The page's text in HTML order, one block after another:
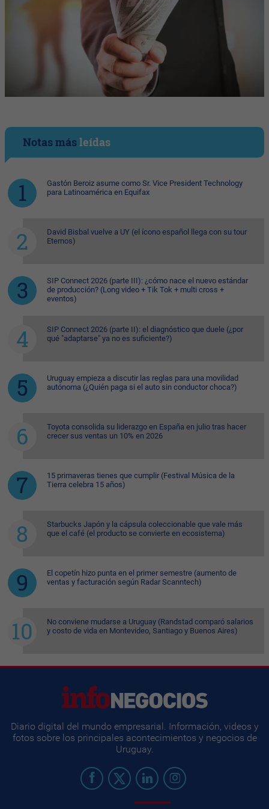
Notas másleídas
Gastón Beroiz asume como Sr. Vice President Technology
para Latinoamérica en Equifax
David Bisbal vuelve a UY (el ícono español llega con su tour
Eternos)
SIP Connect 2026 (parte III): ¿cómo nace el nuevo estándar
de producción? (Long video + Tik Tok + multi cross +
eventos)
SIP Connect 2026 (parte II): el diagnóstico que duele (¿por
qué "adaptarse" ya no es suficiente?)
Uruguay empieza a discutir las reglas para una movilidad
autónoma (¿Quién paga si el auto sin conductor choca?)
Toyota consolida su liderazgo en España en julio tras hacer
crecer sus ventas un 10% en 2026
15 primaveras tienes que cumplir (Festival Música de la
Tierra celebra 15 años)
Starbucks Japón y la cápsula coleccionable que vale más
que el café (el producto se convierte en ecosistema)
El copetín hizo punta en el primer semestre (aumento de
ventas y facturación según Radar Scanntech)
No conviene mudarse a Uruguay (Randstad comparó salarios
y costo de vida en Montevideo, Santiago y Buenos Aires)
Diario digital del mundo empresarial. Información, videos y
fotos sobre los principales acontecimientos y negocios de
Uruguay.